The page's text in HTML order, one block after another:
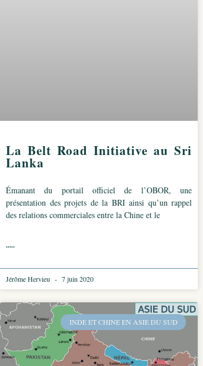
La Belt Road Initiative au Sri
Lanka
Émanant du portail officiel de l’OBOR, une
présentation des projets de la BRI ainsi qu’un rappel
des relations commerciales entre la Chine et le
.....
Jérôme Hervieu 7 juin 2020
INDE ET CHINE EN ASIE DU SUD